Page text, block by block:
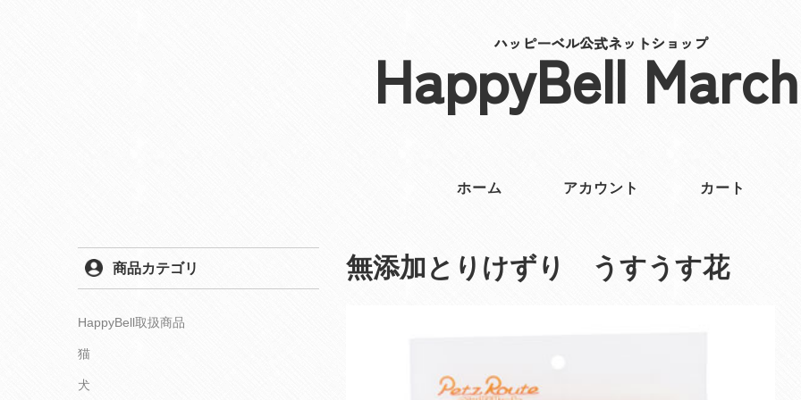
ハッピーベル公式ネットショップ
HappyBell
ホーム アカウント カート
無添加とりけずり うすうす花
商品カテゴリ
HappyBell取扱商品
猫
犬